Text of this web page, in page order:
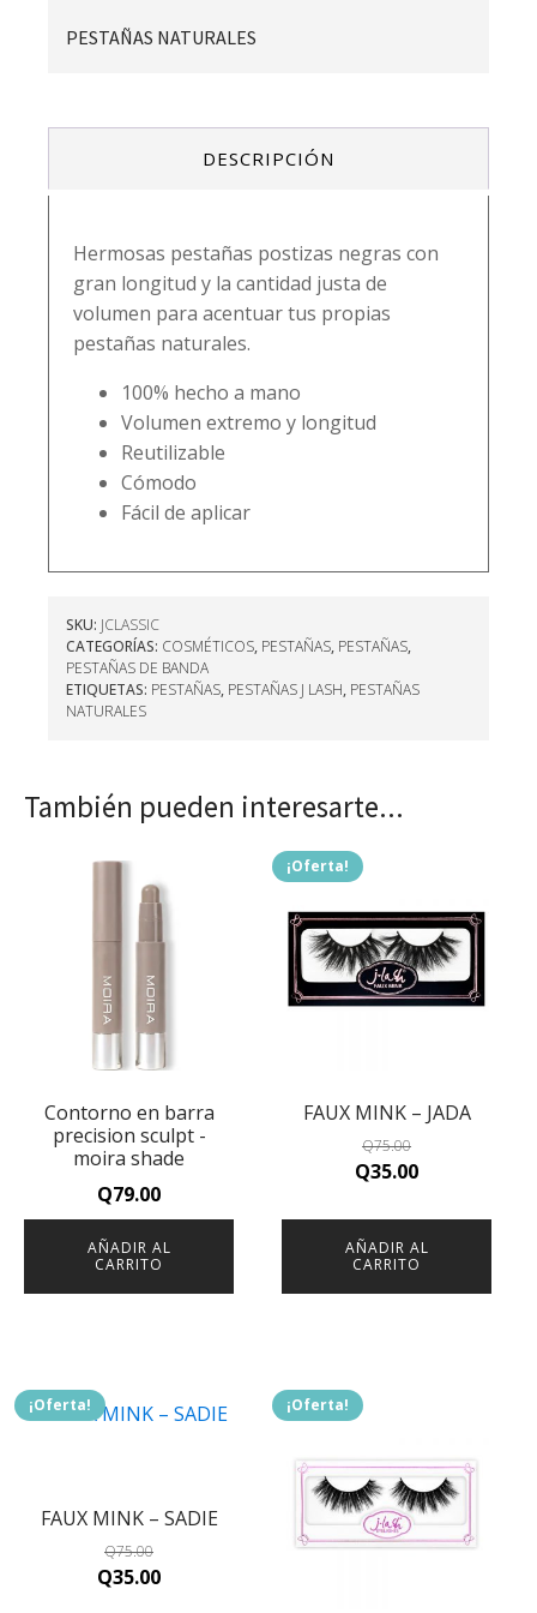
PESTAÑAS NATURALES
DESCRIPCIÓN
Hermosas pestañas postizas negras con
gran longitud y la cantidad justa de
volumen para acentuar tus propias
pestañas naturales.
100% hecho a mano
Volumen extremo y longitud
Reutilizable
Cómodo
Fácil de aplicar
SKU: JCLASSIC
CATEGORÍAS: COSMÉTICOS, PESTAÑAS, PESTAÑAS,
PESTAÑAS DE BANDA
ETIQUETAS: PESTAÑAS, PESTAÑAS J LASH, PESTAÑAS
NATURALES
También pueden interesarte...
Contorno en barra
precision sculpt -
moira shade
Q79.00
AÑADIR AL
CARRITO
¡Oferta!
FAUX MINK – JADA
Q75.00
Original
Q75.00.
Q35.00Current
Q35.00.
AÑADIR AL
CARRITO
¡Oferta!
FAUX MINK – SADIE
Q75.00
Original
Q35.00Current
¡Oferta!